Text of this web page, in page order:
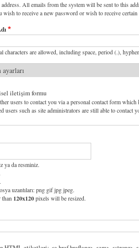
All emails from the system will be sent to this
wish to receive a new password or wish to receive
characters are allowed, including space, period (.),
iletişim formu
users to contact you via a personal contact form which
users such as site administrators are still able to contact
ya da resminiz.
uzantıları: png gif jpg jpeg.
than 120x120pixels will be resized.